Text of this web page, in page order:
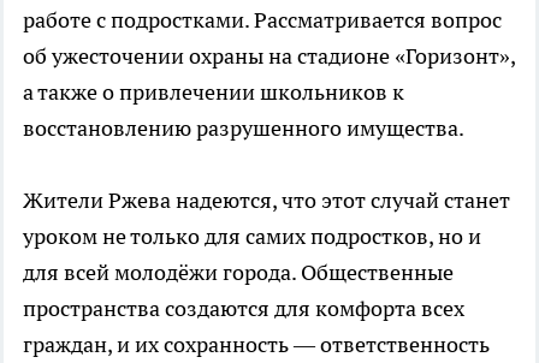
работе с подростками. Рассматривается вопрос
об ужесточении охраны на стадионе «Горизонт»,
а также о привлечении школьников к
восстановлению разрушенного имущества.
Жители Ржева надеются, что этот случай станет
уроком не только для самих подростков, но и
для всей молодёжи города. Общественные
пространства создаются для комфорта всех
граждан, и их сохранность — ответственность